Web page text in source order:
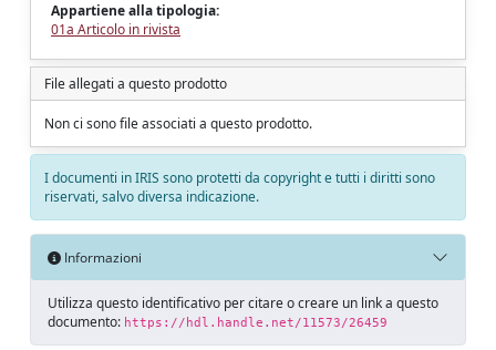
Appartiene alla tipologia:
01a Articolo in rivista
File allegati a questo prodotto
Non ci sono file associati a questo prodotto.
I documenti in IRIS sono protetti da copyright e tutti i diritti sono
riservati, salvo diversa indicazione.
Informazioni
Utilizza questo identificativo per citare o creare un link a questo
documento: https://hdl.handle.net/11573/26459